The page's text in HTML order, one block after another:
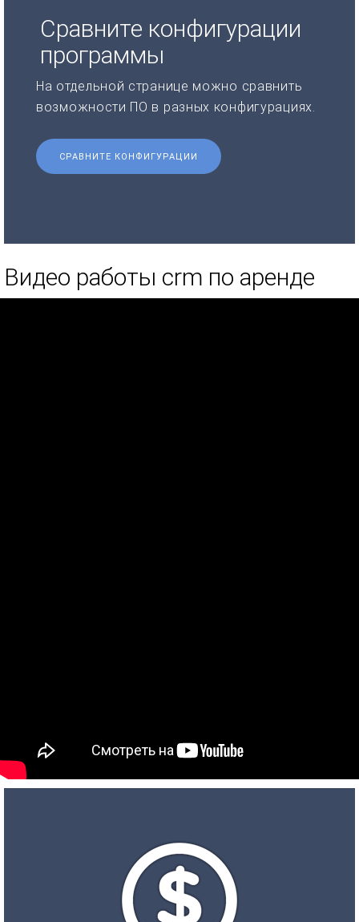
Сравните конфигурации
программы
На отдельной странице можно сравнить
возможности ПО в разных конфигурациях.
СРАВНИТЕ КОНФИГУРАЦИИ
Видео работы crm по аренде